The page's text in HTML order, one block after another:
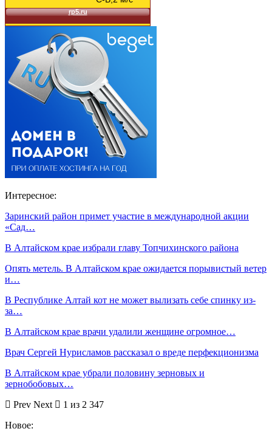
Интересное:
Заринский район примет участие в международной акции
«Сад…
В Алтайском крае избрали главу Топчихинского района
Опять метель. В Алтайском крае ожидается порывистый ветер
и…
В Республике Алтай кот не может вылизать себе спинку из-
за…
В Алтайском крае врачи удалили женщине огромное…
Врач Сергей Нурисламов рассказал о вреде перфекционизма
В Алтайском крае убрали половину зерновых и
зернобобовых…
Prev Next
1 из 2 347
Новое: